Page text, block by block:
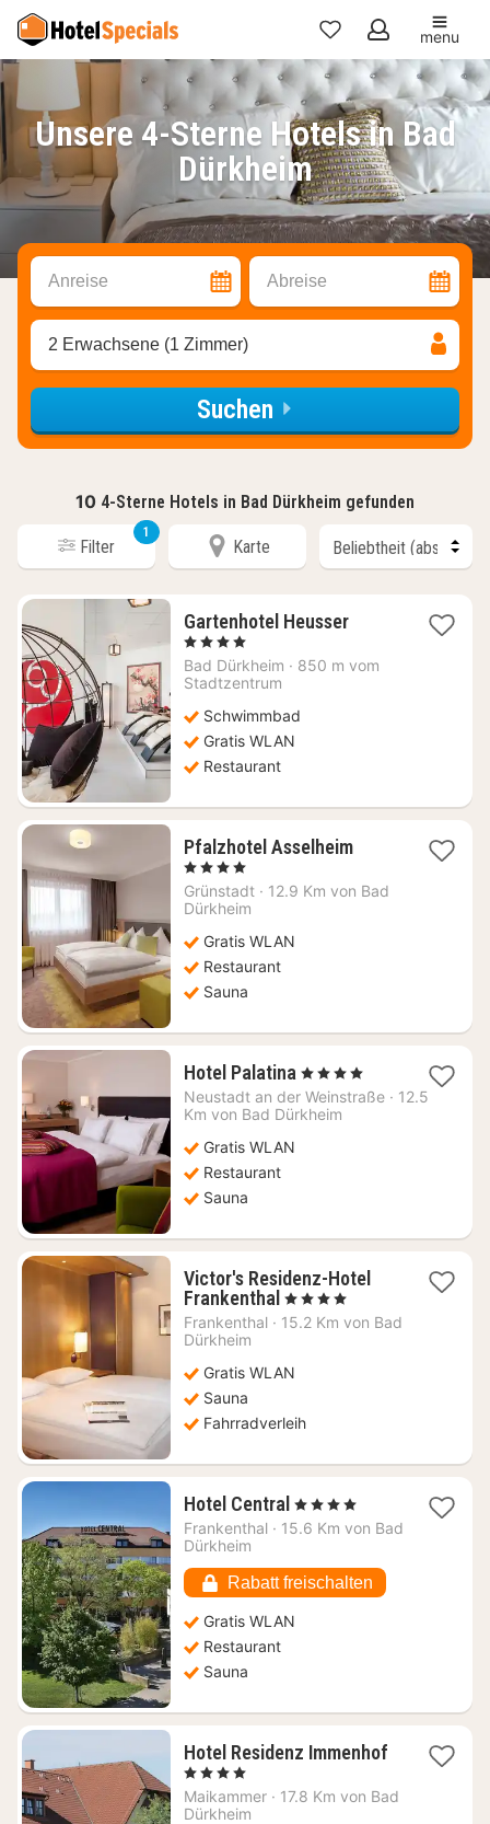
Meine
Favoriten
menu
Unsere 4-Sterne Hotels in Bad
Dürkheim
Anreise Abreise
2 Erwachsene (1 Zimmer)
Suchen
10 4-Sterne Hotels in Bad Dürkheim gefunden
Filter
1
Karte
Gartenhotel Heusser1
ab
, 4 Sterne
Bad Dürkheim · 850 m vom
Stadtzentrum
Schwimmbad
Gratis WLAN
Restaurant
Pfalzhotel Asselheim1
ab
, 4 Sterne
Grünstadt · 12.9 Km von Bad
Dürkheim
Gratis WLAN
Restaurant
Sauna
Hotel Palatina 1
Nacht
ab
, 4 Sterne
Neustadt an der Weinstraße · 12.5
Km von Bad Dürkheim
Gratis WLAN
Restaurant
Sauna
Victor's Residenz-Hotel
Frankenthal 1
Nacht
€
, 4 Sterne
Frankenthal · 15.2 Km von Bad
Dürkheim
Gratis WLAN
Sauna
Fahrradverleih
Hotel Central 1
Nacht
€
, 4 Sterne
Frankenthal · 15.6 Km von Bad
Dürkheim
Rabatt freischalten
Gratis WLAN
Restaurant
Sauna
Hotel Residenz Immenhof
1
Nacht
ab
, 4 Sterne
Maikammer · 17.8 Km von Bad
Dürkheim